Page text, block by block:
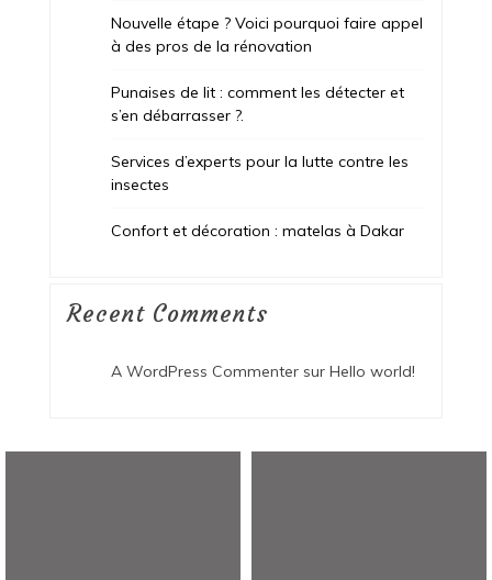
Nouvelle étape ? Voici pourquoi faire appel
à des pros de la rénovation
Punaises de lit : comment les détecter et
s’en débarrasser ?.
Services d’experts pour la lutte contre les
insectes
Confort et décoration : matelas à Dakar
Recent Comments
A WordPress Commentersur Hello world!